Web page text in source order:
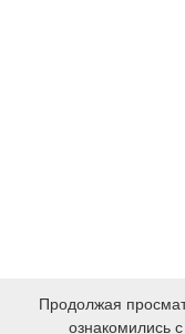
Продолжая
ознакомились